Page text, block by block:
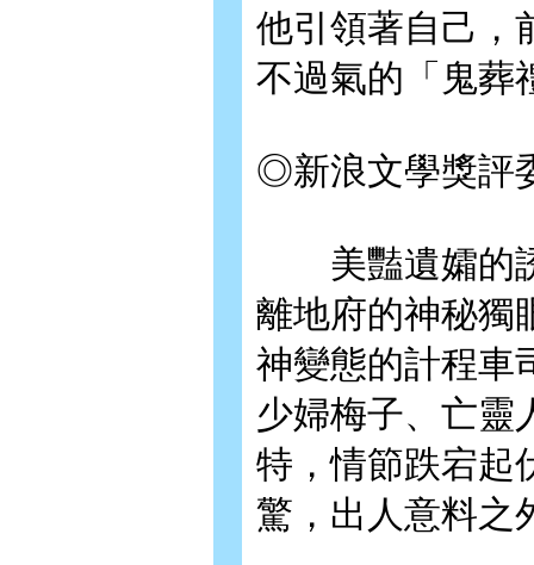
他引領著自己，
不過氣的「鬼
◎新浪文學獎評
美豔遺孀的誘
離地府的神秘獨
神變態的計程車
少婦梅子、亡靈
特，情節跌宕起
驚，出人意料